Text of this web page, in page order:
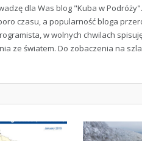
dla Was blog "Kuba w
czasu, a popularność bloga
w wolnych chwilach
ze światem. Do zobaczenia na